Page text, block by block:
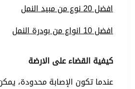
افضل 20 نوع من مبيد النمل
افضل 10 انواع من بودرة النمل
كيفية القضاء على الارضة
عندما تكون الإصابة محدودة،